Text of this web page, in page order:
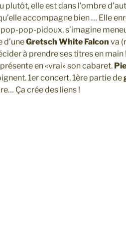
plutôt, elle est dans l’ombre
accompagne bien … Elle
pop-pidoux, s’imagine
d’uneGretsch White Falcon va
à prendre ses titres en main
en «vrai» son cabaret.
1er concert, 1ère partie de
Ça crée des liens !